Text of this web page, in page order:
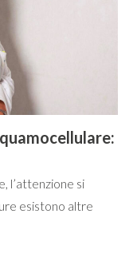
l’attenzione si
esistono altre